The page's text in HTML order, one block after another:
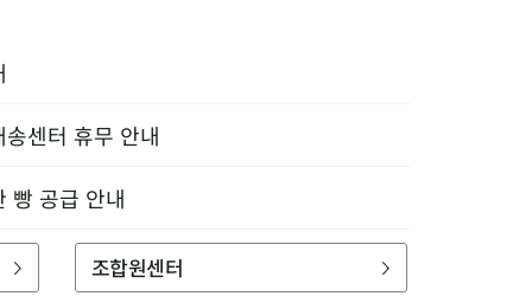
센터 휴무 안내
빵 공급 안내
조합원센터